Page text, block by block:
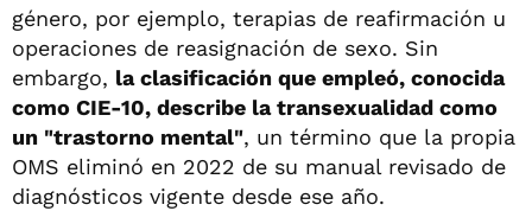
género, por ejemplo, terapias de reafirmación u
operaciones de reasignación de sexo. Sin
embargo, la clasificación que empleó, conocida
como CIE-10, describe la transexualidad como
un "trastorno mental", un término que la propia
OMS eliminó en 2022 de su manual revisado de
diagnósticos vigente desde ese año.